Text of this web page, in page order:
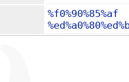
%f0%90%85%af